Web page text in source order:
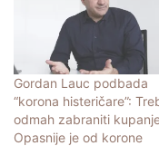
Gordan Lauc podbada
“korona histeričare”:
odmah zabraniti
Opasnije je od korone